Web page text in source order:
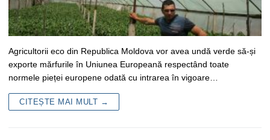
Agricultorii eco din Republica Moldova vor avea undă verde să-și
exporte mărfurile în Uniunea Europeană respectând toate
normele pieței europene odată cu intrarea în vigoare…
CITEȘTE MAI MULT →